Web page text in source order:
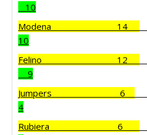
10
Modena 14
10
Felino 12
9
Jumpers 6
4
Rubiera 6